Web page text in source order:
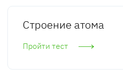
Строение атома
Пройти тест